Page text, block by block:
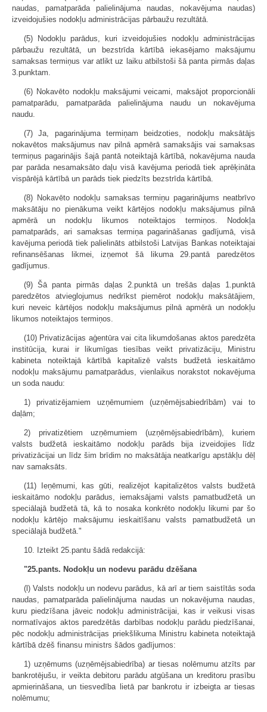
naudas, pamatparāda palielinājuma naudas, nokavējuma naudas)
izveidojušies nodokļu administrācijas pārbaužu rezultātā.
(5) Nodokļu parādus, kuri izveidojušies nodokļu administrācijas
pārbaužu rezultātā, un bezstrīda kārtībā iekasējamo maksājumu
samaksas termiņus var atlikt uz laiku atbilstoši šā panta pirmās daļas
3.punktam.
(6) Nokavēto nodokļu maksājumi veicami, maksājot proporcionāli
pamatparādu, pamatparāda palielinājuma naudu un nokavējuma
naudu.
(7) Ja, pagarinājuma termiņam beidzoties, nodokļu maksātājs
nokavētos maksājumus nav pilnā apmērā samaksājis vai samaksas
termiņus pagarinājis šajā pantā noteiktajā kārtībā, nokavējuma nauda
par parāda nesamaksāto daļu visā kavējuma periodā tiek aprēķināta
vispārējā kārtībā un parāds tiek piedzīts bezstrīda kārtībā.
(8) Nokavēto nodokļu samaksas termiņu pagarinājums neatbrīvo
maksātāju no pienākuma veikt kārtējos nodokļu maksājumus pilnā
apmērā un nodokļu likumos noteiktajos termiņos. Nodokļa
pamatparāds, ari samaksas termiņa pagarināšanas gadījumā, visā
kavējuma periodā tiek palielināts atbilstoši Latvijas Bankas noteiktajai
refinansēšanas likmei, izņemot šā likuma 29.pantā paredzētos
gadījumus.
(9) Šā panta pirmās daļas 2.punktā un trešās daļas 1.punktā
paredzētos atvieglojumus nedrīkst piemērot nodokļu maksātājiem,
kuri neveic kārtējos nodokļu maksājumus pilnā apmērā un nodokļu
likumos noteiktajos termiņos.
(10) Privatizācijas aģentūra vai cita likumdošanas aktos paredzēta
institūcija, kurai ir likumīgas tiesības veikt privatizāciju, Ministru
kabineta noteiktajā kārtībā kapitalizē valsts budžetā ieskaitāmo
nodokļu maksājumu pamatparādus, vienlaikus norakstot nokavējuma
un soda naudu:
1) privatizējamiem uzņēmumiem (uzņēmējsabiedrībām) vai to
daļām;
2) privatizētiem uzņēmumiem (uzņēmējsabiedrībām), kuriem
valsts budžetā ieskaitāmo nodokļu parāds bija izveidojies līdz
privatizācijai un līdz šim brīdim no maksātāja neatkarīgu apstākļu dēļ
nav samaksāts.
(11) Ieņēmumi, kas gūti, realizējot kapitalizētos valsts budžetā
ieskaitāmo nodokļu parādus, iemaksājami valsts pamatbudžetā un
speciālajā budžetā tā, kā to nosaka konkrēto nodokļu likumi par šo
nodokļu kārtējo maksājumu ieskaitīšanu valsts pamatbudžetā un
speciālajā budžetā."
10. Izteikt 25.pantu šādā redakcijā:
"25.pants. Nodokļu un nodevu parādu dzēšana
(l) Valsts nodokļu un nodevu parādus, kā arī ar tiem saistītās soda
naudas, pamatparāda palielinājuma naudas un nokavējuma naudas,
kuru piedzīšana jāveic nodokļu administrācijai, kas ir veikusi visas
normatīvajos aktos paredzētās darbības nodokļu parādu piedzīšanai,
pēc nodokļu administrācijas priekšlikuma Ministru kabineta noteiktajā
kārtībā dzēš finansu ministrs šādos gadījumos:
1) uzņēmums (uzņēmējsabiedrība) ar tiesas nolēmumu atzīts par
bankrotējušu, ir veikta debitoru parādu atgūšana un kreditoru prasību
apmierināšana, un tiesvedība lietā par bankrotu ir izbeigta ar tiesas
nolēmumu;